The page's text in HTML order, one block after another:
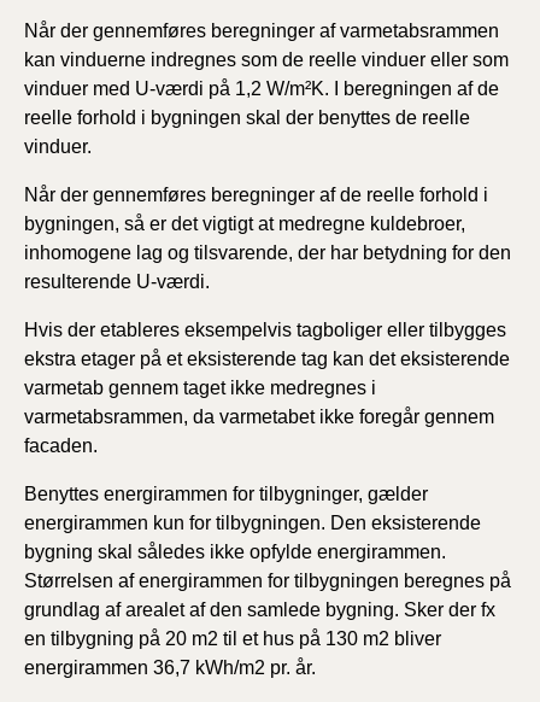
Når der gennemføres beregninger af varmetabsrammen
kan vinduerne indregnes som de reelle vinduer eller som
vinduer med U-værdi på 1,2 W/m²K. I beregningen af de
reelle forhold i bygningen skal der benyttes de reelle
vinduer.
Når der gennemføres beregninger af de reelle forhold i
bygningen, så er det vigtigt at medregne kuldebroer,
inhomogene lag og tilsvarende, der har betydning for den
resulterende U-værdi.
Hvis der etableres eksempelvis tagboliger eller tilbygges
ekstra etager på et eksisterende tag kan det eksisterende
varmetab gennem taget ikke medregnes i
varmetabsrammen, da varmetabet ikke foregår gennem
facaden.
Benyttes energirammen for tilbygninger, gælder
energirammen kun for tilbygningen. Den eksisterende
bygning skal således ikke opfylde energirammen.
Størrelsen af energirammen for tilbygningen beregnes på
grundlag af arealet af den samlede bygning. Sker der fx
en tilbygning på 20 m2 til et hus på 130 m2 bliver
energirammen 36,7 kWh/m2 pr. år.